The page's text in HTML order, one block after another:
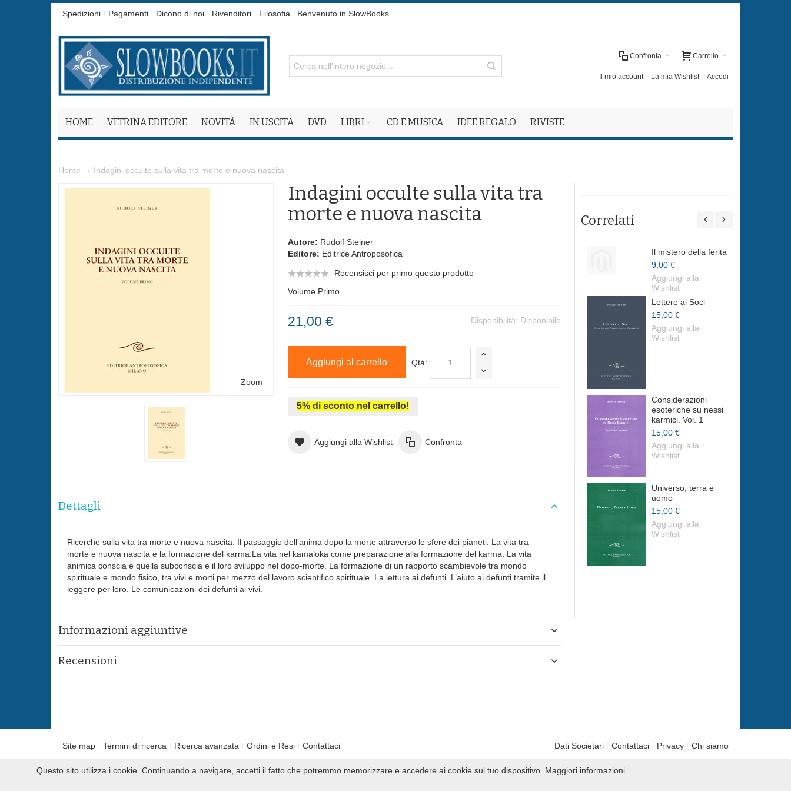
Questo sito utilizza i cookie. Continuando a navigare, accetti il fatto che potremmo memorizzare e accedere ai cookie sul tuo dispositivo. Maggiori informazioni
Spedizioni Pagamenti Dicono di noi Rivenditori Filosofia Benvenuto in SlowBooks
Carrello
Confronta
Il mio account La mia Wishlist Accedi
HOME VETRINA EDITORE NOVITÀ IN USCITA DVD LIBRI CD E MUSICA IDEE REGALO RIVISTE
Home Indagini occulte sulla vita tra morte e nuova nascita
Zoom
Indagini occulte sulla vita tra
morte e nuova nascita
Autore: Rudolf Steiner
Editore: Editrice Antroposofica
Recensisci per primo questo prodotto
Volume Primo
Disponibilità: Disponibile
21,00 €
Qtà:
Aggiungi al carrello
5% di sconto nel carrello!
Aggiungi alla Wishlist Confronta
Correlati
Il mistero della ferita
9,00 €
Aggiungi alla
Wishlist
Lettere ai Soci
15,00 €
Aggiungi alla
Wishlist
Considerazioni
esoteriche su nessi
karmici. Vol. 1
15,00 €
Aggiungi alla
Wishlist
Universo, terra e
uomo
15,00 €
Aggiungi alla
Wishlist
Dettagli
Ricerche sulla vita tra morte e nuova nascita. Il passaggio dell’anima dopo la morte attraverso le sfere dei pianeti. La vita tra
morte e nuova nascita e la formazione del karma.La vita nel kamaloka come preparazione alla formazione del karma. La vita
animica conscia e quella subconscia e il loro sviluppo nel dopo-morte. La formazione di un rapporto scambievole tra mondo
spirituale e mondo fisico, tra vivi e morti per mezzo del lavoro scientifico spirituale. La lettura ai defunti. L’aiuto ai defunti tramite il
leggere per loro. Le comunicazioni dei defunti ai vivi.
Informazioni aggiuntive
Recensioni
Site map Termini di ricerca Ricerca avanzata Ordini e Resi Contattaci Dati Societari Contattaci Privacy Chi siamo